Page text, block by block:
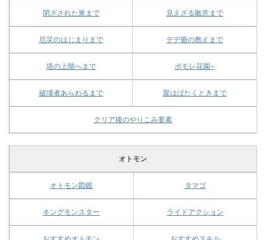
閉ざされた巣まで 見えざる敵意まで
厄災のはじまりまで デデ爺の教えまで
塔の上階へまで ポモレ花園~
破壊者あらわるまで 翼はばたくときまで
クリア後のやりこみ要素
オトモン
オトモン図鑑 タマゴ
キングモンスター ライドアクション